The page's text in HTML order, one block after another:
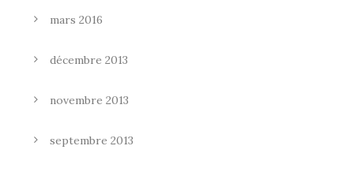
mars 2016
décembre 2013
novembre 2013
septembre 2013